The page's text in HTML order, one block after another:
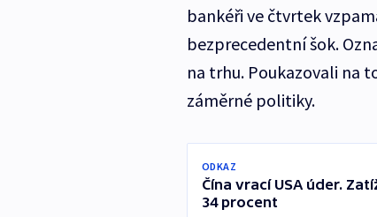
bankéři ve čtvrtek
bezprecedentní šok.
na trhu. Poukazovali na
záměrné politiky.
ODKAZ
Čína vrací USA úder.
34 procent